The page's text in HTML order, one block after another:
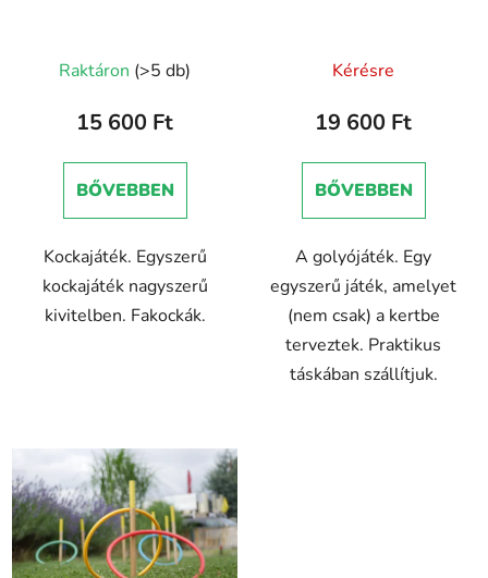
Raktáron (>5 db)
15 600 Ft
BŐVEBBEN
Kockajáték. Egyszerű
kockajáték nagyszerű
kivitelben. Fakockák.
Kérésre
19 600 Ft
BŐVEBBEN
A golyójáték. Egy
egyszerű játék, amelyet
(nem csak) a kertbe
terveztek. Praktikus
táskában szállítjuk.